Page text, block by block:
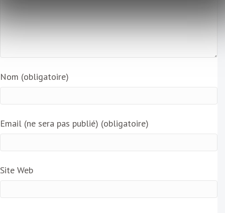
Nom (obligatoire)
Email (ne sera pas publié) (obligatoire)
Site Web